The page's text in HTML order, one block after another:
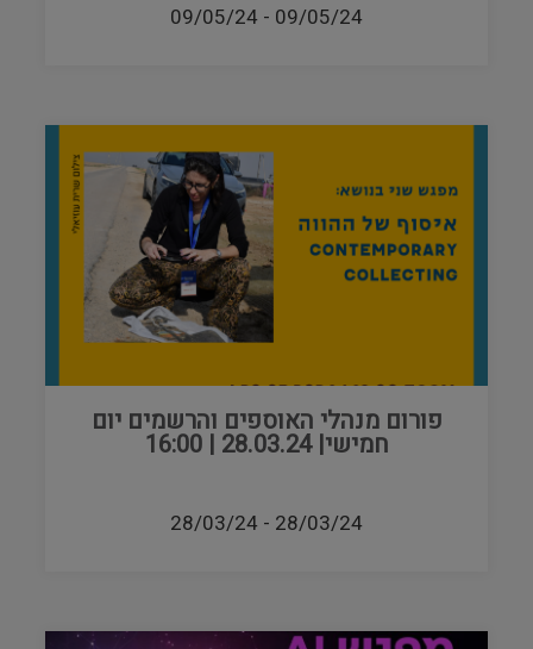
09/05/24
-
09/05/24
פורום מנהלי האוספים והרשמים יום
חמישי| 28.03.24 | 16:00
28/03/24
-
28/03/24